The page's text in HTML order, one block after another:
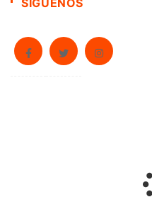
SÍGUENOS